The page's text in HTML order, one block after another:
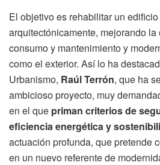
El objetivo es rehabilitar un
arquitectónicamente, mejorando
consumo y mantenimiento y
como el exterior. Así lo ha
Urbanismo, Raúl Terrón, que ha
ambicioso proyecto, muy
en el que priman criterios de
eficiencia energética y
actuación profunda, que pretende
en un nuevo referente de